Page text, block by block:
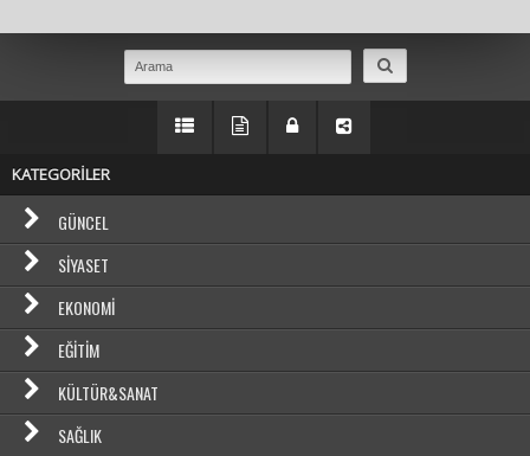
KATEGORİLER
GÜNCEL
SIYASET
EKONOMI
EĞITIM
KÜLTÜR&SANAT
SAĞLIK